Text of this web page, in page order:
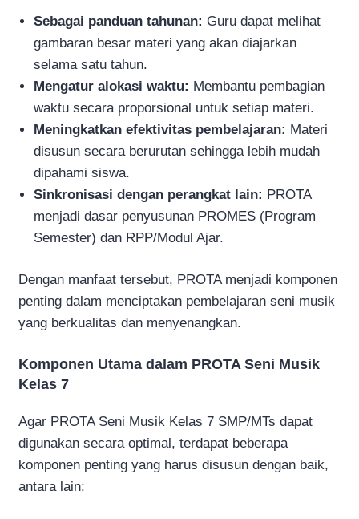
Sebagai panduan tahunan: Guru dapat melihat
gambaran besar materi yang akan diajarkan
selama satu tahun.
Mengatur alokasi waktu: Membantu pembagian
waktu secara proporsional untuk setiap materi.
Meningkatkan efektivitas pembelajaran: Materi
disusun secara berurutan sehingga lebih mudah
dipahami siswa.
Sinkronisasi dengan perangkat lain: PROTA
menjadi dasar penyusunan PROMES (Program
Semester) dan RPP/Modul Ajar.
Dengan manfaat tersebut, PROTA menjadi komponen
penting dalam menciptakan pembelajaran seni musik
yang berkualitas dan menyenangkan.
Komponen Utama dalam PROTA Seni Musik
Kelas 7
Agar PROTA Seni Musik Kelas 7 SMP/MTs dapat
digunakan secara optimal, terdapat beberapa
komponen penting yang harus disusun dengan baik,
antara lain: